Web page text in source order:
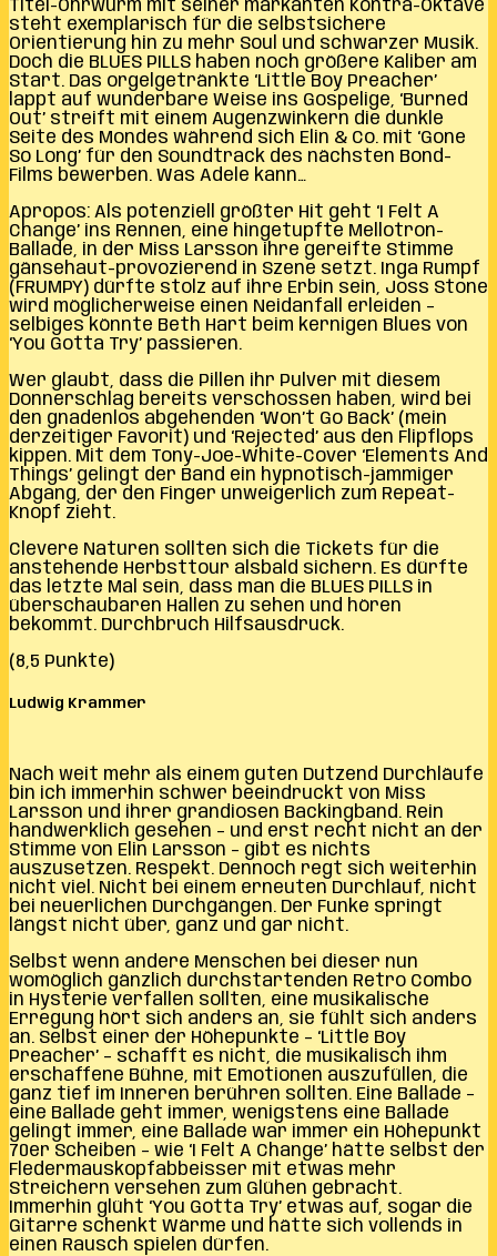
Titel-Ohrwurm mit seiner markanten Kontra-Oktave
steht exemplarisch für die selbstsichere
Orientierung hin zu mehr Soul und schwarzer Musik.
Doch die BLUES PILLS haben noch größere Kaliber am
Start. Das orgelgetränkte ‘Little Boy Preacher’
lappt auf wunderbare Weise ins Gospelige, ‘Burned
Out’ streift mit einem Augenzwinkern die dunkle
Seite des Mondes während sich Elin & Co. mit ‘Gone
So Long’ für den Soundtrack des nächsten Bond-
Films bewerben. Was Adele kann…
Apropos: Als potenziell größter Hit geht ‘I Felt A
Change’ ins Rennen, eine hingetupfte Mellotron-
Ballade, in der Miss Larsson ihre gereifte Stimme
gänsehaut-provozierend in Szene setzt. Inga Rumpf
(FRUMPY) dürfte stolz auf ihre Erbin sein, Joss Stone
wird möglicherweise einen Neidanfall erleiden –
selbiges könnte Beth Hart beim kernigen Blues von
‘You Gotta Try’ passieren.
Wer glaubt, dass die Pillen ihr Pulver mit diesem
Donnerschlag bereits verschossen haben, wird bei
den gnadenlos abgehenden ‘Won’t Go Back’ (mein
derzeitiger Favorit) und ‘Rejected’ aus den Flipflops
kippen. Mit dem Tony-Joe-White-Cover ‘Elements And
Things’ gelingt der Band ein hypnotisch-jammiger
Abgang, der den Finger unweigerlich zum Repeat-
Knopf zieht.
Clevere Naturen sollten sich die Tickets für die
anstehende Herbsttour alsbald sichern. Es dürfte
das letzte Mal sein, dass man die BLUES PILLS in
überschaubaren Hallen zu sehen und hören
bekommt. Durchbruch Hilfsausdruck.
(8,5 Punkte)
Ludwig Krammer
Nach weit mehr als einem guten Dutzend Durchläufe
bin ich immerhin schwer beeindruckt von Miss
Larsson und ihrer grandiosen Backingband. Rein
handwerklich gesehen – und erst recht nicht an der
Stimme von Elin Larsson – gibt es nichts
auszusetzen. Respekt. Dennoch regt sich weiterhin
nicht viel. Nicht bei einem erneuten Durchlauf, nicht
bei neuerlichen Durchgängen. Der Funke springt
längst nicht über, ganz und gar nicht.
Selbst wenn andere Menschen bei dieser nun
womöglich gänzlich durchstartenden Retro Combo
in Hysterie verfallen sollten, eine musikalische
Erregung hört sich anders an, sie fühlt sich anders
an. Selbst einer der Höhepunkte – ‘Little Boy
Preacher’ – schafft es nicht, die musikalisch ihm
erschaffene Bühne, mit Emotionen auszufüllen, die
ganz tief im Inneren berühren sollten. Eine Ballade –
eine Ballade geht immer, wenigstens eine Ballade
gelingt immer, eine Ballade war immer ein Höhepunkt
70er Scheiben – wie ‘I Felt A Change’ hätte selbst der
Fledermauskopfabbeisser mit etwas mehr
Streichern versehen zum Glühen gebracht.
Immerhin glüht ‘You Gotta Try’ etwas auf, sogar die
Gitarre schenkt Wärme und hätte sich vollends in
einen Rausch spielen dürfen.